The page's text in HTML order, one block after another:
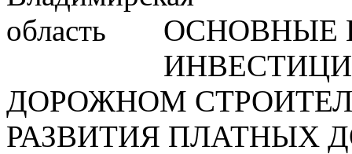
ОСНОВНЫЕ
ДОРОЖНОМ
РАЗВИТИЯ ПЛАТНЫХ